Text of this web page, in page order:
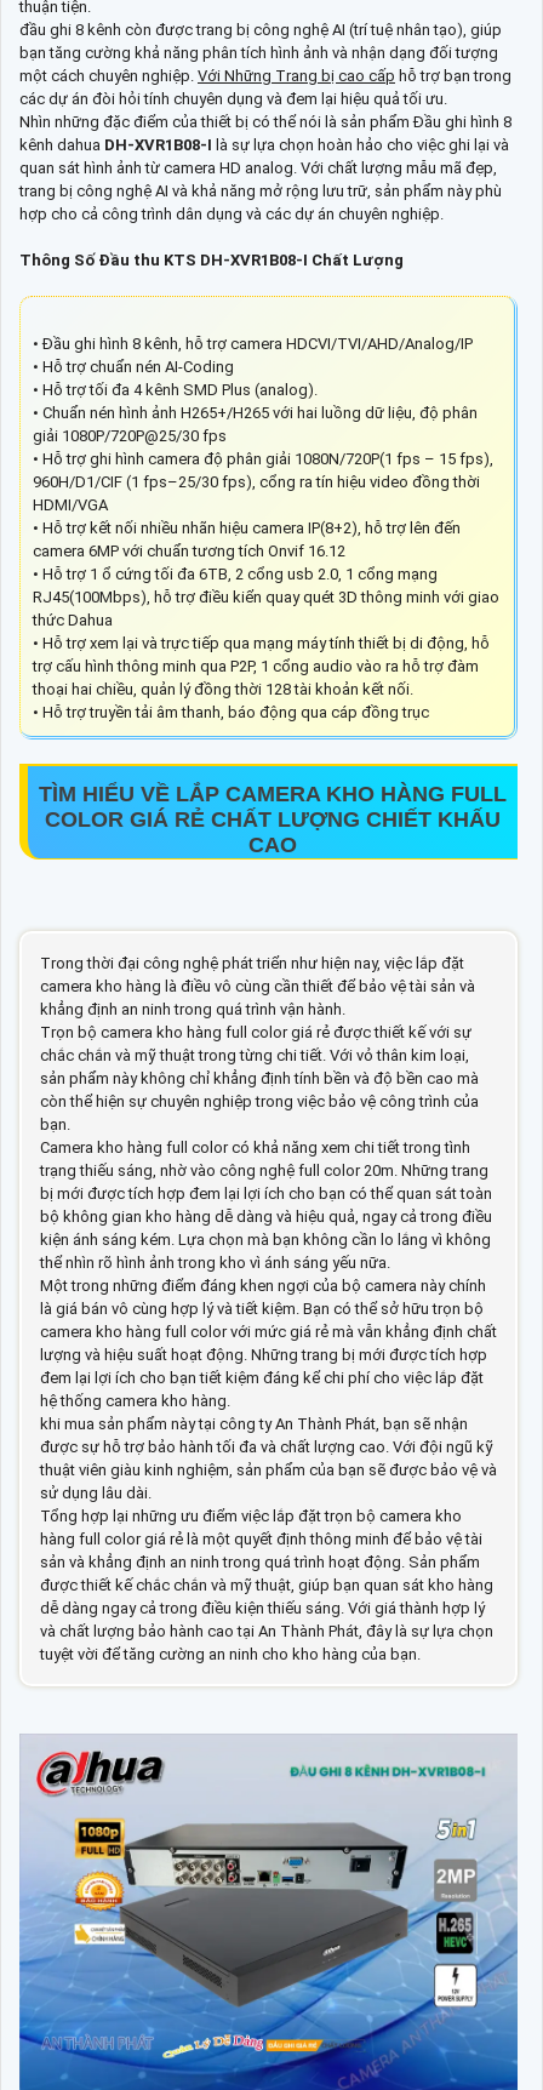
thuận tiện.
đầu ghi 8 kênh còn được trang bị công nghệ AI (trí tuệ nhân tạo), giúp
bạn tăng cường khả năng phân tích hình ảnh và nhận dạng đối tượng
một cách chuyên nghiệp. Với Những Trang bị cao cấp hỗ trợ bạn trong
các dự án đòi hỏi tính chuyên dụng và đem lại hiệu quả tối ưu.
Nhìn những đặc điểm của thiết bị có thể nói là sản phẩm Đầu ghi hình 8
kênh dahua DH-XVR1B08-I là sự lựa chọn hoàn hảo cho việc ghi lại và
quan sát hình ảnh từ camera HD analog. Với chất lượng mẫu mã đẹp,
trang bị công nghệ AI và khả năng mở rộng lưu trữ, sản phẩm này phù
hợp cho cả công trình dân dụng và các dự án chuyên nghiệp.
Thông Số Đầu thu KTS DH-XVR1B08-I Chất Lượng
• Đầu ghi hình 8 kênh, hỗ trợ camera HDCVI/TVI/AHD/Analog/IP
• Hỗ trợ chuẩn nén AI-Coding
• Hỗ trợ tối đa 4 kênh SMD Plus (analog).
• Chuẩn nén hình ảnh H265+/H265 với hai luồng dữ liệu, độ phân
giải 1080P/720P@25/30 fps
• Hỗ trợ ghi hình camera độ phân giải 1080N/720P(1 fps – 15 fps),
960H/D1/CIF (1 fps–25/30 fps), cổng ra tín hiệu video đồng thời
HDMI/VGA
• Hỗ trợ kết nối nhiều nhãn hiệu camera IP(8+2), hỗ trợ lên đến
camera 6MP với chuẩn tương tích Onvif 16.12
• Hỗ trợ 1 ổ cứng tối đa 6TB, 2 cổng usb 2.0, 1 cổng mạng
RJ45(100Mbps), hỗ trợ điều kiển quay quét 3D thông minh với giao
thức Dahua
• Hỗ trợ xem lại và trực tiếp qua mạng máy tính thiết bị di động, hỗ
trợ cấu hình thông minh qua P2P, 1 cổng audio vào ra hỗ trợ đàm
thoại hai chiều, quản lý đồng thời 128 tài khoản kết nối.
• Hỗ trợ truyền tải âm thanh, báo động qua cáp đồng trục
TÌM HIỂU VỀ LẮP CAMERA KHO HÀNG FULL
COLOR GIÁ RẺ CHẤT LƯỢNG CHIẾT KHẤU
CAO
Trong thời đại công nghệ phát triển như hiện nay, việc lắp đặt
camera kho hàng là điều vô cùng cần thiết để bảo vệ tài sản và
khẳng định an ninh trong quá trình vận hành.
Trọn bộ camera kho hàng full color giá rẻ được thiết kế với sự
chắc chắn và mỹ thuật trong từng chi tiết. Với vỏ thân kim loại,
sản phẩm này không chỉ khẳng định tính bền và độ bền cao mà
còn thể hiện sự chuyên nghiệp trong việc bảo vệ công trình của
bạn.
Camera kho hàng full color có khả năng xem chi tiết trong tình
trạng thiếu sáng, nhờ vào công nghệ full color 20m. Những trang
bị mới được tích hợp đem lại lợi ích cho bạn có thể quan sát toàn
bộ không gian kho hàng dễ dàng và hiệu quả, ngay cả trong điều
kiện ánh sáng kém. Lựa chọn mà bạn không cần lo lắng vì không
thể nhìn rõ hình ảnh trong kho vì ánh sáng yếu nữa.
Một trong những điểm đáng khen ngợi của bộ camera này chính
là giá bán vô cùng hợp lý và tiết kiệm. Bạn có thể sở hữu trọn bộ
camera kho hàng full color với mức giá rẻ mà vẫn khẳng định chất
lượng và hiệu suất hoạt động. Những trang bị mới được tích hợp
đem lại lợi ích cho bạn tiết kiệm đáng kể chi phí cho việc lắp đặt
hệ thống camera kho hàng.
khi mua sản phẩm này tại công ty An Thành Phát, bạn sẽ nhận
được sự hỗ trợ bảo hành tối đa và chất lượng cao. Với đội ngũ kỹ
thuật viên giàu kinh nghiệm, sản phẩm của bạn sẽ được bảo vệ và
sử dụng lâu dài.
Tổng hợp lại những ưu điểm việc lắp đặt trọn bộ camera kho
hàng full color giá rẻ là một quyết định thông minh để bảo vệ tài
sản và khẳng định an ninh trong quá trình hoạt động. Sản phẩm
được thiết kế chắc chắn và mỹ thuật, giúp bạn quan sát kho hàng
dễ dàng ngay cả trong điều kiện thiếu sáng. Với giá thành hợp lý
và chất lượng bảo hành cao tại An Thành Phát, đây là sự lựa chọn
tuyệt vời để tăng cường an ninh cho kho hàng của bạn.